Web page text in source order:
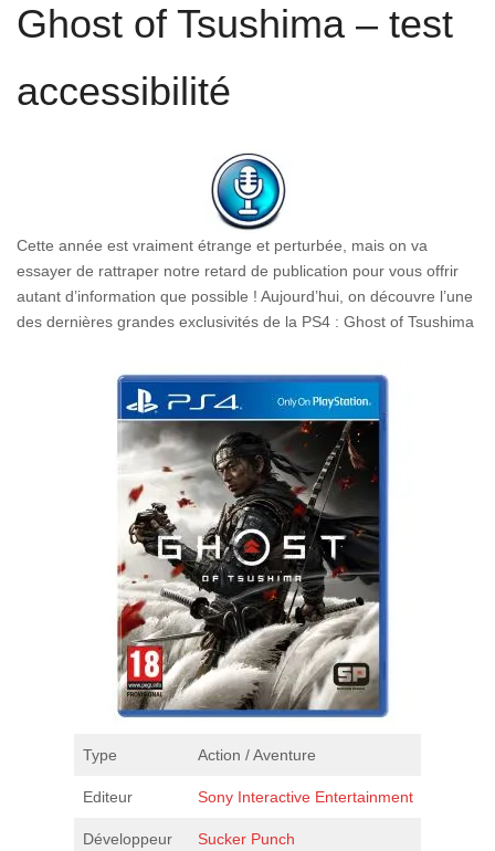
Ghost of Tsushima – test
accessibilité
Cette année est vraiment étrange et perturbée, mais on va
essayer de rattraper notre retard de publication pour vous offrir
autant d’information que possible ! Aujourd’hui, on découvre l’une
des dernières grandes exclusivités de la PS4 : Ghost of Tsushima
Type Action / Aventure
Editeur Sony Interactive Entertainment
Développeur Sucker Punch